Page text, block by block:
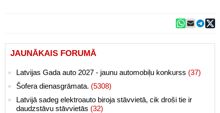
JAUNĀKAIS FORUMĀ
Latvijas Gada auto 2027 - jaunu automobiļu konkurss (37)
Šofera dienasgrāmata. (5308)
Latvijā sadeg elektroauto biroja stāvvietā, cik droši tie ir
daudzstāvu stāvvietās (32)